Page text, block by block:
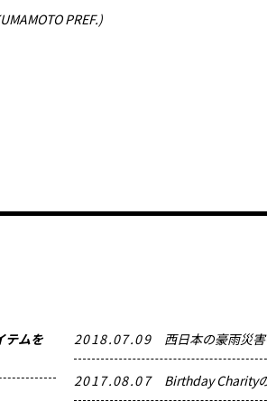
PREF.)
テムを
2018.07.09 西日本の豪雨災
2017.08.07 Birthday Charity